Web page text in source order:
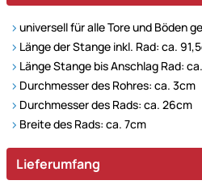
universell für alle Tore und Böden
Länge der Stange inkl. Rad: ca.
Länge Stange bis Anschlag Rad:
Durchmesser des Rohres: ca. 3cm
Durchmesser des Rads: ca. 26cm
Breite des Rads: ca. 7cm
Lieferumfang